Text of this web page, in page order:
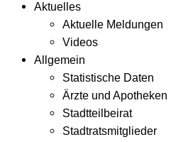
Aktuelles
Aktuelle Meldungen
Videos
Allgemein
Statistische Daten
Ärzte und Apotheken
Stadtteilbeirat
Stadtratsmitglieder